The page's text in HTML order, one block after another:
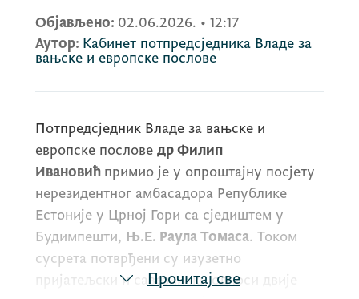
Објављено: 02.06.2026. • 12:17
Аутор: Кабинет потпредсједника Владе за
вањске и европске послове
Потпредсједник Владе за вањске и
европске послове др Филип
Ивановић примио је у опроштајну посјету
нерезидентног амбасадора Републике
Естоније у Црној Гори са сједиштем у
Будимпешти, Њ.Е. Раула Томаса. Током
сусрета потврђени су изузетно
пријатељски и савезнички односи двије
Прочитај све